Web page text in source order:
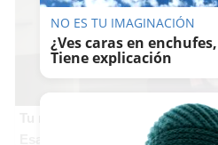
Tu memoria y la música
Esa canción antigua que no
NO ES TU IMAGINACIÓN
¿Ves caras en
Tiene explicación